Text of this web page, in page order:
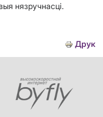
нязручнасці.
Друк